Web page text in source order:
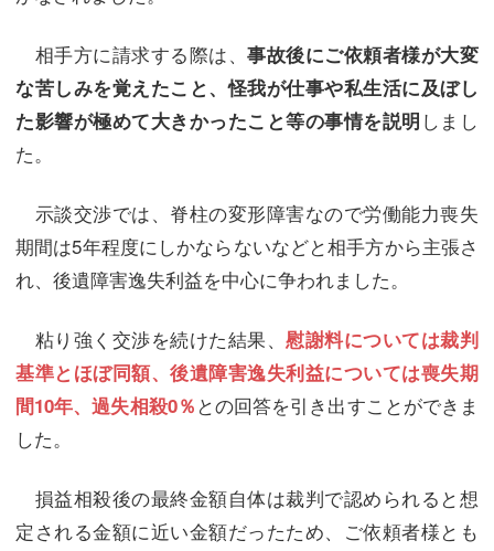
相手方に請求する際は、事故後にご依頼者様が大変
な苦しみを覚えたこと、怪我が仕事や私生活に及ぼし
た影響が極めて大きかったこと等の事情を説明 しまし
た。
示談交渉では、脊柱の変形障害なので労働能力喪失
期間は5年程度にしかならないなどと相手方から主張さ
れ、後遺障害逸失利益を中心に争われました。
粘り強く交渉を続けた結果、慰謝料については裁判
基準とほぼ同額、後遺障害逸失利益については喪失期
間10年、過失相殺0％ との回答を引き出すことができま
した。
損益相殺後の最終金額自体は裁判で認められると想
定される金額に近い金額だったため、ご依頼者様とも